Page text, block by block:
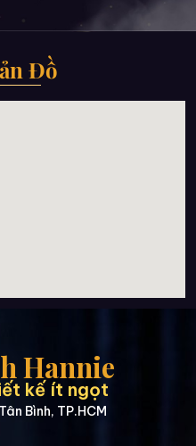
Đồ
Hannie
kế ít ngọt
Bình, TP.HCM